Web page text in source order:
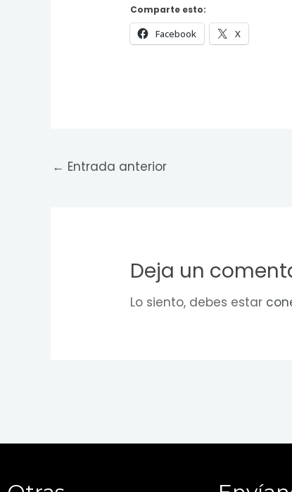
Comparte esto:
Facebook X
← Entrada anterior
Deja un
Lo siento, debes estar